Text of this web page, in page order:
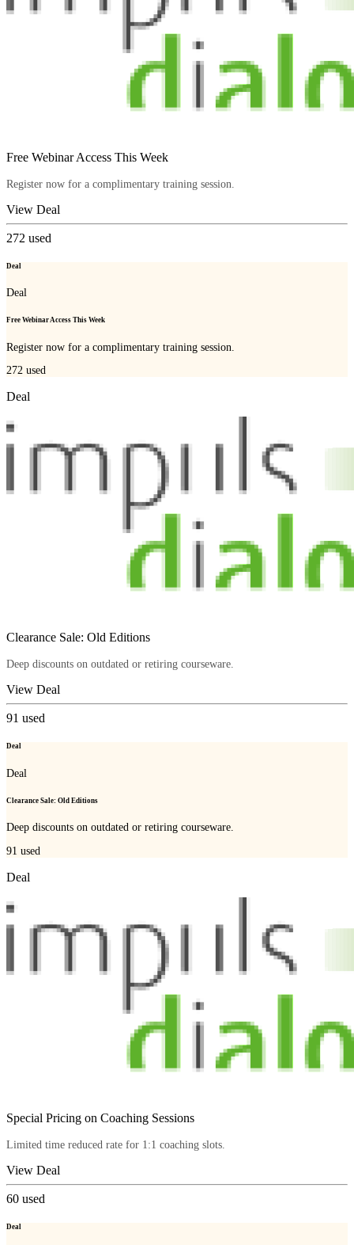
Free Webinar Access This Week
Register now for a complimentary training session.
View Deal
272 used
Deal
Deal
Free Webinar Access This Week
Register now for a complimentary training session.
272 used
Deal
Clearance Sale: Old Editions
Deep discounts on outdated or retiring courseware.
View Deal
91 used
Deal
Deal
Clearance Sale: Old Editions
Deep discounts on outdated or retiring courseware.
91 used
Deal
Special Pricing on Coaching Sessions
Limited time reduced rate for 1:1 coaching slots.
View Deal
60 used
Deal